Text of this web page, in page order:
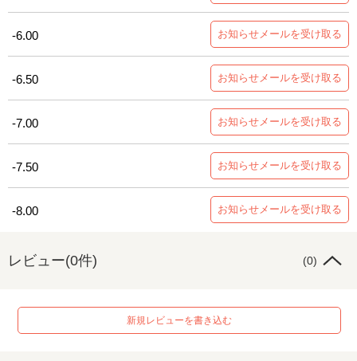
-6.00 お知らせメールを受け取る
-6.50 お知らせメールを受け取る
-7.00 お知らせメールを受け取る
-7.50 お知らせメールを受け取る
-8.00 お知らせメールを受け取る
レビュー(0件) (0)
新規レビューを書き込む